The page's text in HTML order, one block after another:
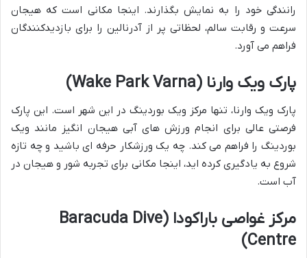
رانندگی خود را به نمایش بگذارند. اینجا مکانی است که هیجان
سرعت و رقابت سالم، لحظاتی پر از آدرنالین را برای بازدیدکنندگان
فراهم می آورد.
پارک ویک وارنا (Wake Park Varna)
پارک ویک وارنا، تنها مرکز ویک بوردینگ در این شهر است. این پارک
فرصتی عالی برای انجام ورزش های آبی هیجان انگیز مانند ویک
بوردینگ را فراهم می کند. چه یک ورزشکار حرفه ای باشید و چه تازه
شروع به یادگیری کرده اید، اینجا مکانی برای تجربه شور و هیجان در
آب است.
مرکز غواصی باراکودا (Baracuda Dive
Centre)